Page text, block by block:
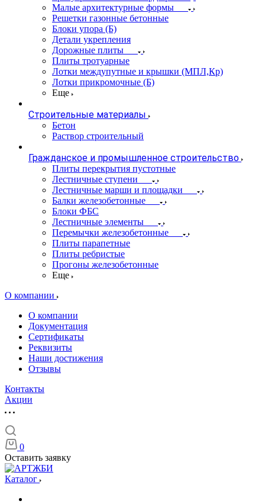
Малые архитектурные формы
Решетки газонные бетонные
Блоки упора (Б)
Детали укрепления
Дорожные плиты
Плиты тротуарные
Лотки междупутные и крышки (МПЛ,Кр)
Лотки прикромочные (Б)
Еще
Строительные материалы
Бетон
Раствор строительный
Гражданское и промышленное строительство
Плиты перекрытия пустотные
Лестничные ступени
Лестничные марши и площадки
Балки железобетонные
Блоки ФБС
Лестничные элементы
Перемычки железобетонные
Плиты парапетные
Плиты ребристые
Прогоны железобетонные
Еще
О компании
О компании
Документация
Сертификаты
Реквизиты
Наши достижения
Отзывы
Контакты
Акции
0
Оставить заявку
Каталог